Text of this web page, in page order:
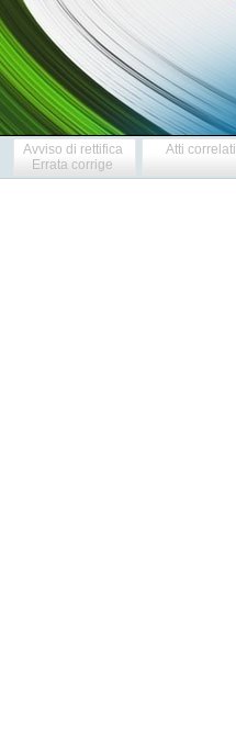
Avviso di rettifica
Errata corrige
Atti correlati